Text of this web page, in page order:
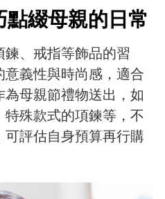
綴母親的日常
、戒指等飾品的習
義性與時尚感，適合
母親節禮物送出，如
殊款式的項鍊等，不
評估自身預算再行購